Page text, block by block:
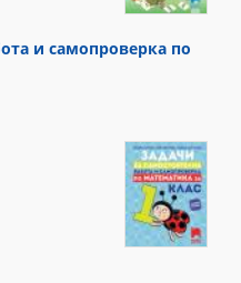
и самопроверка по